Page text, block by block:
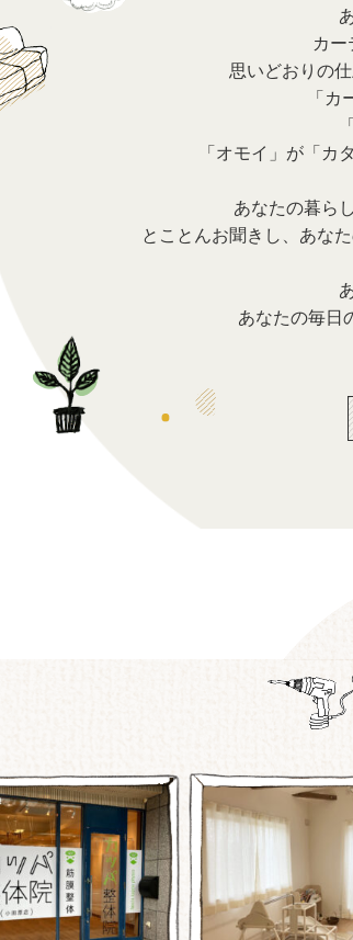
カー
思いどおりの
「
「オモイ」が「カ
あなたの暮ら
とことんお聞きし、あな
あなたの毎日